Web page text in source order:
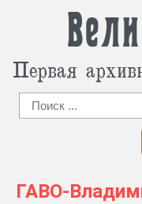
Первая
ГАВО-